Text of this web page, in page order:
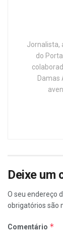
Jornalista,
do
Damas
Deixe um
O seu endereço
obrigatórios são
Comentário *